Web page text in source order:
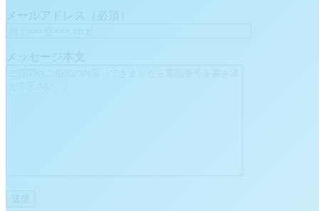
メールアドレス（必須）
メッセージ本文